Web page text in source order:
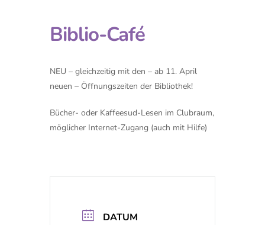
Biblio-Café
NEU – gleichzeitig mit den – ab 11. April
neuen – Öffnungszeiten der Bibliothek!
Bücher- oder Kaffeesud-Lesen im Clubraum,
möglicher Internet-Zugang (auch mit Hilfe)
DATUM